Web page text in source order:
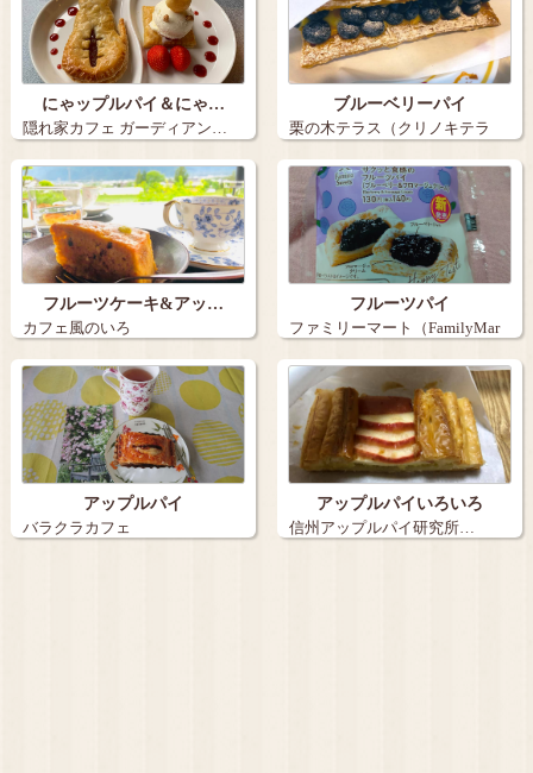
にゃップルパイ＆にゃ…
隠れ家カフェ ガーディアン…
ブルーベリーパイ
栗の木テラス（クリノキテラ
ス）…
フルーツケーキ&アッ…
カフェ風のいろ
フルーツパイ
ファミリーマート（FamilyMar
t）…
アップルパイ
バラクラカフェ
アップルパイいろいろ
信州アップルパイ研究所…